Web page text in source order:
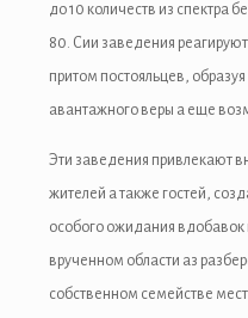
до 10 количеств из спектра
80. Сии заведения
притом постояльцев,
авантажного веры а еще
Эти заведения привлекают
жителей а также гостей,
особого ожидания
врученном области аз
собственном семействе